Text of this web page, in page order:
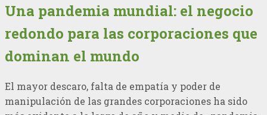
Una pandemia mundial: el negocio
redondo para las corporaciones que
dominan el mundo
El mayor descaro, falta de empatía y poder de
manipulación de las grandes corporaciones ha sido